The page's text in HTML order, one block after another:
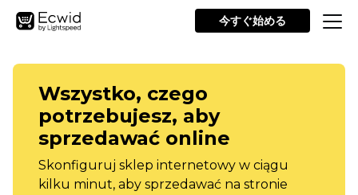
今すぐ始める
Wszystko, czego
potrzebujesz, aby
sprzedawać online
Skonfiguruj sklep internetowy w ciągu
kilku minut, aby sprzedawać na stronie